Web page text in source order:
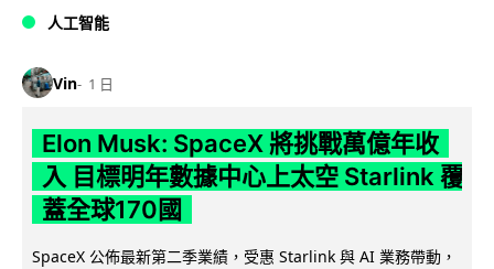
人工智能
Vin 1 日
Elon Musk: SpaceX 將挑戰萬億年收
入 目標明年數據中心上太空 Starlink 覆
蓋全球170國
SpaceX 公佈最新第二季業績，受惠 Starlink 與 AI 業務帶動，